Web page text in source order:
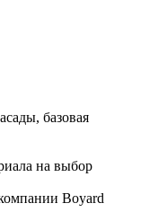
базовая
на выбор
Boyard